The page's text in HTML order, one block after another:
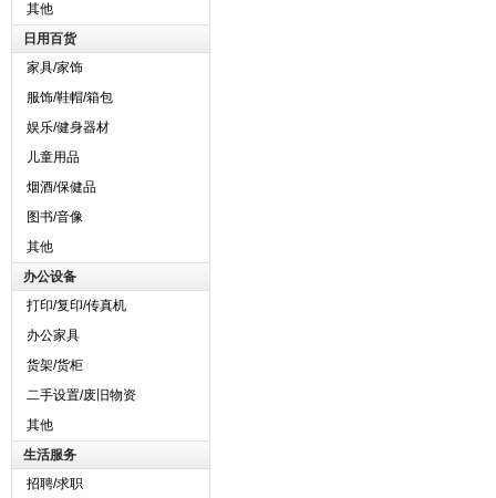
其他
日用百货
家具/家饰
服饰/鞋帽/箱包
娱乐/健身器材
儿童用品
烟酒/保健品
图书/音像
其他
办公设备
打印/复印/传真机
办公家具
货架/货柜
二手设置/废旧物资
其他
生活服务
招聘/求职